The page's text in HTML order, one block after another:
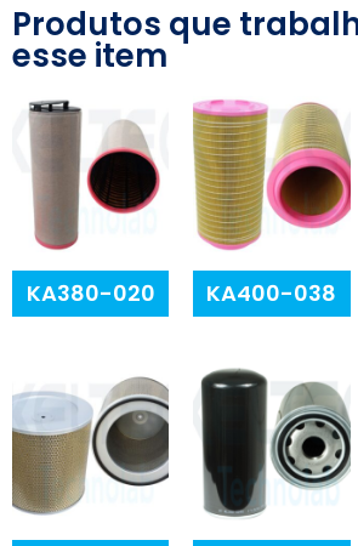
Produtos que
esse item
KA380-020 KA400-038